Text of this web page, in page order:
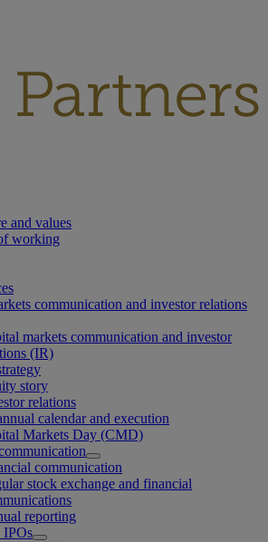
and values
working
communication and investor relations
markets communication and investor
(IR)
story
relations
calendar and execution
Markets Day (CMD)
communication
stock exchange and financial
reporting